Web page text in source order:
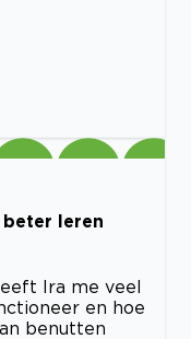
beter leren
Ira me veel
en hoe
benutten